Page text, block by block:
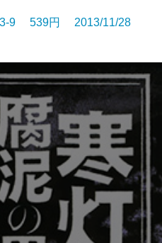
9 539円 2013/11/28